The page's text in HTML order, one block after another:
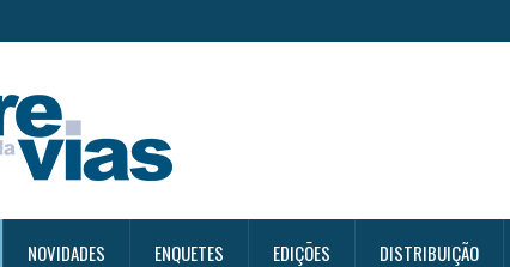
NOVIDADES ENQUETES EDIÇÕES DISTRIBUIÇÃO